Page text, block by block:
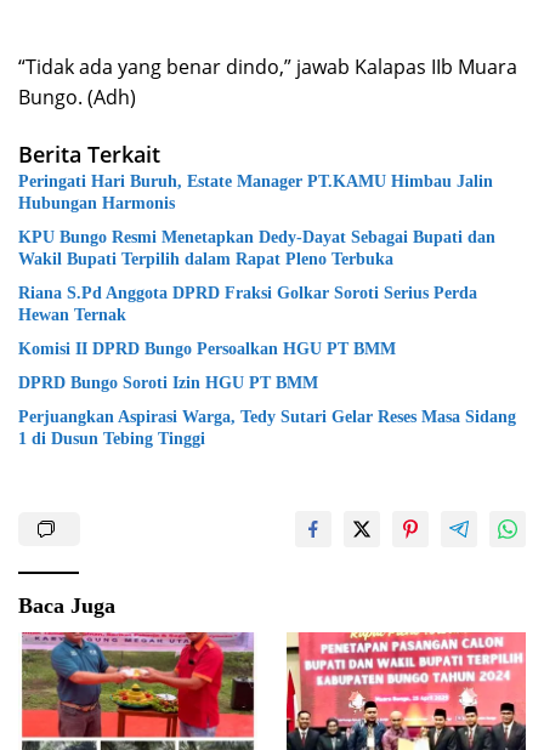
“Tidak ada yang benar dindo,” jawab Kalapas IIb Muara
Bungo. (Adh)
Berita Terkait
Peringati Hari Buruh, Estate Manager PT.KAMU Himbau Jalin
Hubungan Harmonis
KPU Bungo Resmi Menetapkan Dedy-Dayat Sebagai Bupati dan
Wakil Bupati Terpilih dalam Rapat Pleno Terbuka
Riana S.Pd Anggota DPRD Fraksi Golkar Soroti Serius Perda
Hewan Ternak
Komisi II DPRD Bungo Persoalkan HGU PT BMM
DPRD Bungo Soroti Izin HGU PT BMM
Perjuangkan Aspirasi Warga, Tedy Sutari Gelar Reses Masa Sidang
1 di Dusun Tebing Tinggi
Baca Juga